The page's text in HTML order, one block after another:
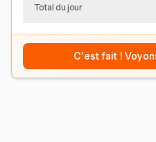
Total du jour
C'est fait !